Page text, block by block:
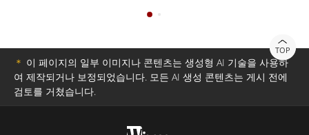
TOP
＊ 이 페이지의 일부 이미지나 콘텐츠는 생성형 AI 기술을 사용하
여 제작되거나 보정되었습니다. 모든 AI 생성 콘텐츠는 게시 전에
검토를 거쳤습니다.